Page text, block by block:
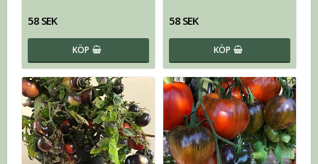
58 SEK
KÖP
58 SEK
KÖP